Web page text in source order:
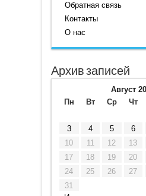
Обратная связь
Контакты
О нас
Архив записей
Август
Пн
Вт Ср Чт
3
4 5 6
10
11 12 13
17
18 19 20
24
25 26 27
31